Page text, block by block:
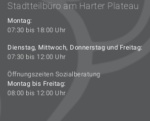
Stadtteilbüro am Harter Plateau
Montag:
07:30 bis 18:00 Uhr
Dienstag, Mittwoch, Donnerstag und Freitag:
07:30 bis 12:00 Uhr
Öffnungszeiten Sozialberatung
Montag bis Freitag:
08:00 bis 12:00 Uhr